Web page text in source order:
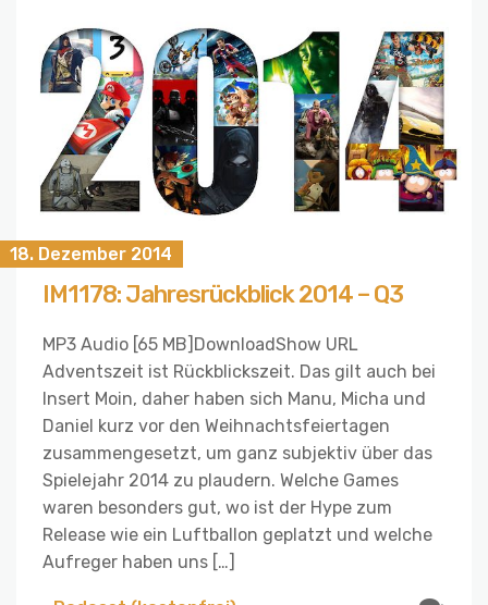
18. Dezember 2014
IM1178: Jahresrückblick 2014 – Q3
MP3 Audio [65 MB]DownloadShow URL
Adventszeit ist Rückblickszeit. Das gilt auch bei
Insert Moin, daher haben sich Manu, Micha und
Daniel kurz vor den Weihnachtsfeiertagen
zusammengesetzt, um ganz subjektiv über das
Spielejahr 2014 zu plaudern. Welche Games
waren besonders gut, wo ist der Hype zum
Release wie ein Luftballon geplatzt und welche
Aufreger haben uns […]